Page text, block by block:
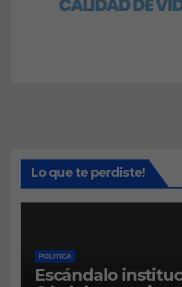
Lo que te perdiste!
POLITICA
Escándalo